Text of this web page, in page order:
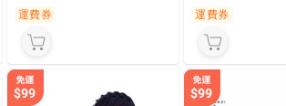
運費券 運費券